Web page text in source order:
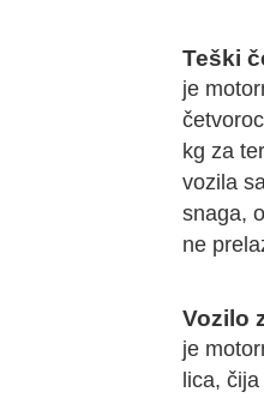
Teški
je
kg za
vozila
snaga,
ne
Vozilo
je
lica,